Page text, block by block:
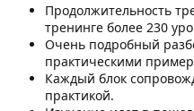
Продолжительность
тренинге более 230
Очень подробный
практическими
Каждый блок
практикой.